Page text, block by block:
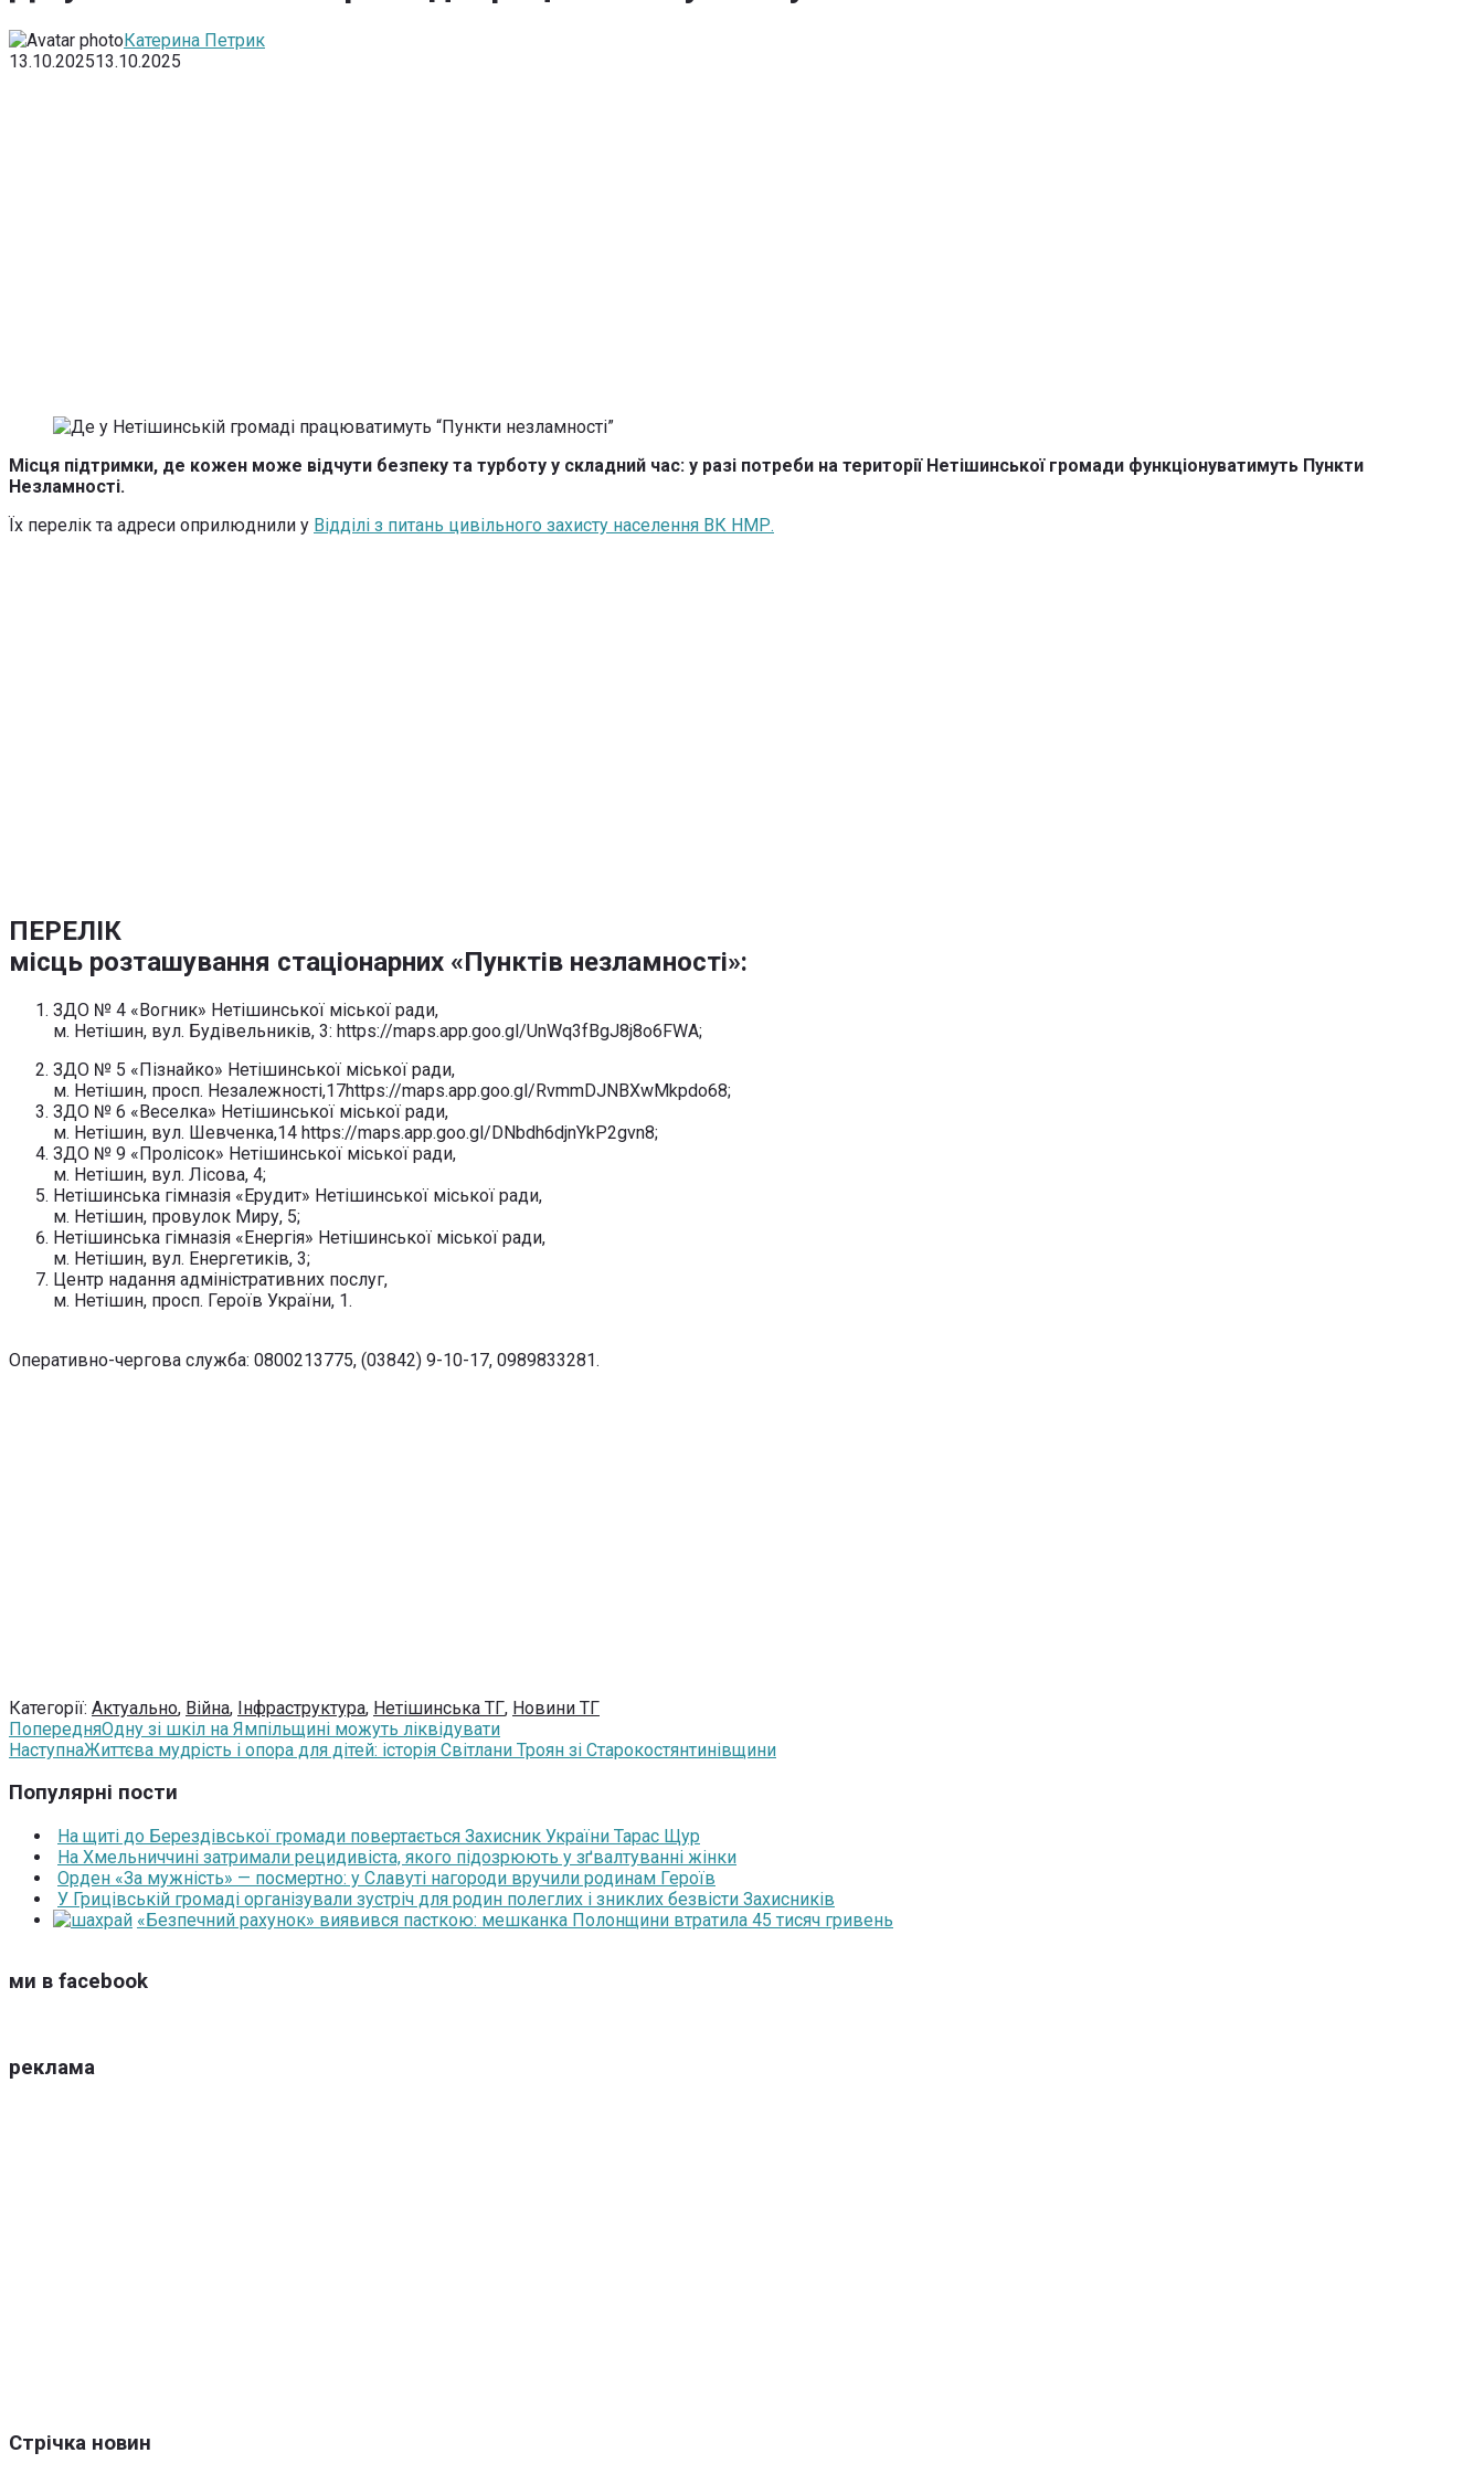
Катерина Петрик
13.10.202513.10.2025
Місця підтримки, де кожен може відчути безпеку та турботу у складний час: у разі потреби на території Нетішинської громади функціонуватимуть Пункти
Незламності.
Їх перелік та адреси оприлюднили у Відділі з питань цивільного захисту населення ВК НМР.
ПЕРЕЛІК
місць розташування стаціонарних «Пунктів незламності»:
ЗДО № 4 «Вогник» Нетішинської міської ради,
м. Нетішин, вул. Будівельників, 3: https://maps.app.goo.gl/UnWq3fBgJ8j8o6FWA;
ЗДО № 5 «Пізнайко» Нетішинської міської ради,
м. Нетішин, просп. Незалежності,17https://maps.app.goo.gl/RvmmDJNBXwMkpdo68;
ЗДО № 6 «Веселка» Нетішинської міської ради,
м. Нетішин, вул. Шевченка,14 https://maps.app.goo.gl/DNbdh6djnYkP2gvn8;
ЗДО № 9 «Пролісок» Нетішинської міської ради,
м. Нетішин, вул. Лісова, 4;
Нетішинська гімназія «Ерудит» Нетішинської міської ради,
м. Нетішин, провулок Миру, 5;
Нетішинська гімназія «Енергія» Нетішинської міської ради,
м. Нетішин, вул. Енергетиків, 3;
Центр надання адміністративних послуг,
м. Нетішин, просп. Героїв України, 1.
Оперативно-чергова служба: 0800213775, (03842) 9-10-17, 0989833281.
Категорії: Актуально, Війна, Інфраструктура, Нетішинська ТГ, Новини ТГ
ПопередняОдну зі шкіл на Ямпільщині можуть ліквідувати
НаступнаЖиттєва мудрість і опора для дітей: історія Світлани Троян зі Старокостянтинівщини
Популярні пости
На щиті до Берездівської громади повертається Захисник України Тарас Щур
На Хмельниччині затримали рецидивіста, якого підозрюють у зґвалтуванні жінки
Орден «За мужність» — посмертно: у Славуті нагороди вручили родинам Героїв
У Грицівській громаді організували зустріч для родин полеглих і зниклих безвісти Захисників
«Безпечний рахунок» виявився пасткою: мешканка Полонщини втратила 45 тисяч гривень
ми в facebook
реклама
Стрічка новин